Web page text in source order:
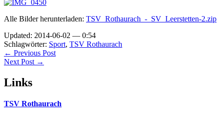
Alle Bilder herunterladen: TSV_Rothaurach_-_SV_Leerstetten-2.zip
Updated: 2014-06-02 — 0:54
Schlagwörter: Sport, TSV Rothaurach
← Previous Post
Next Post →
Links
TSV Rothaurach